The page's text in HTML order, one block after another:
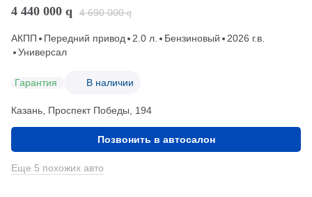
4 440 000 q 4 690 000 q
АКПП Передний привод 2.0 л. Бензиновый
2026 г.в.
Универсал
Гарантия В наличии
Казань, Проспект Победы, 194
Позвонить в автосалон
Еще 5 похожих авто